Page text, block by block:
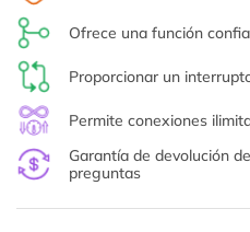
Ofrece una función
Proporcionar un
Permite conexiones
Garantía de devolución
preguntas